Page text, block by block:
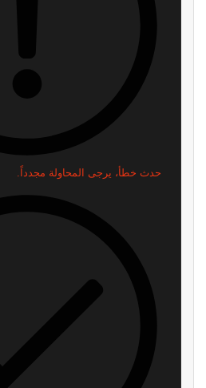
حدث خطأ، يرجى المحاولة مجدداً.